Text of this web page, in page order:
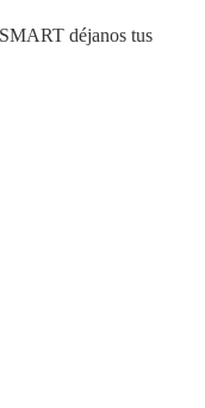
déjanos tus